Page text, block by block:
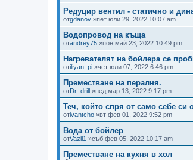
Редуцир вентил - статично и
отgdanov »пет юли 29, 2022 10:07 am
Водопровод на къща
отandrey75 »пон май 23, 2022 10:49 pm
Нагревателят на бойлера се
отiliyan_pi »чет юли 07, 2022 6:46 pm
Преместване на пералня.
отDr_drill »нед мар 13, 2022 9:17 pm
Теч, който спря от само себе си
отivantcho »вт фев 01, 2022 9:52 pm
Вода от бойлер
отVazil1 »съб фев 05, 2022 10:17 am
Преместване на кухня в хол